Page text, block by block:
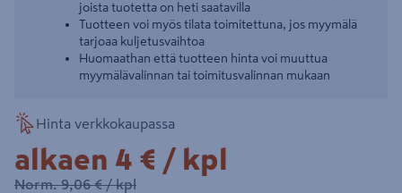
joista tuotetta on heti saatavilla
Tuotteen voi myös tilata toimitettuna, jos myymälä
tarjoaa kuljetusvaihtoa
Huomaathan että tuotteen hinta voi muuttua
myymälävalinnan tai toimitusvalinnan mukaan
Hinta verkkokaupassa
alkaen 4€/kpl
4 € / kpl
Norm.9,06€/kpl
9,06 €/ kpl